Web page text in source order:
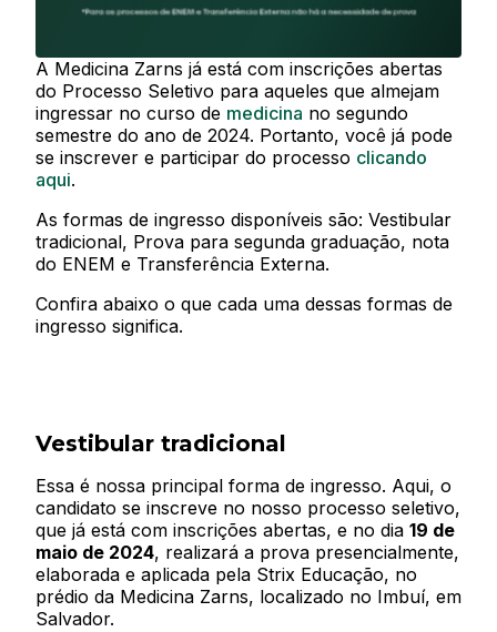
A Medicina Zarns já está com inscrições abertas
do Processo Seletivo para aqueles que almejam
ingressar no curso de medicina no segundo
semestre do ano de 2024. Portanto, você já pode
se inscrever e participar do processo clicando
aqui.
As formas de ingresso disponíveis são: Vestibular
tradicional, Prova para segunda graduação, nota
do ENEM e Transferência Externa.
Confira abaixo o que cada uma dessas formas de
ingresso significa.
Vestibular tradicional
Essa é nossa principal forma de ingresso. Aqui, o
candidato se inscreve no nosso processo seletivo,
que já está com inscrições abertas, e no dia 19 de
maio de 2024, realizará a prova presencialmente,
elaborada e aplicada pela Strix Educação, no
prédio da Medicina Zarns, localizado no Imbuí, em
Salvador.